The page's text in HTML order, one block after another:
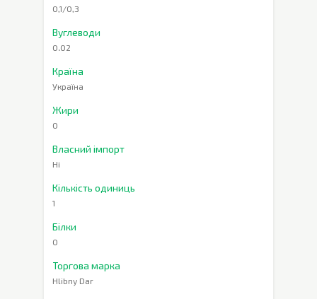
0,1/0,3
Вуглеводи
0.02
Країна
Україна
Жири
0
Власний імпорт
Ні
Кількість одиниць
1
Білки
0
Торгова марка
Hlibny Dar